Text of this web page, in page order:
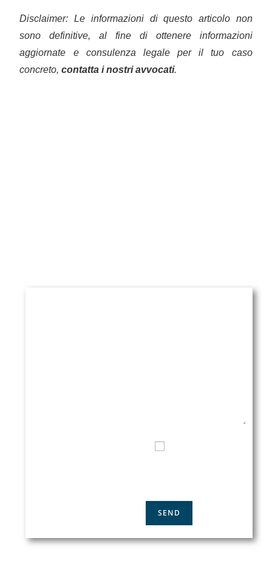
Disclaimer: Le informazioni di questo articolo non
sono definitive, al fine di ottenere informazioni
aggiornate e consulenza legale per il tuo caso
concreto, contatta i nostri avvocati.